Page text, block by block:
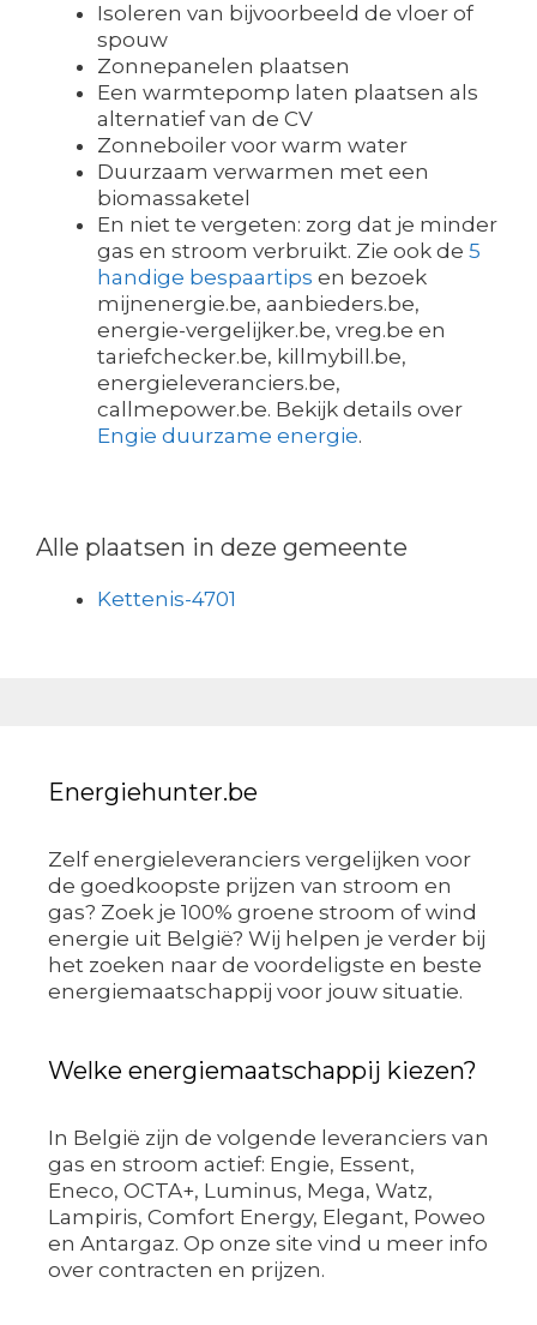
Isoleren van bijvoorbeeld de vloer of
spouw
Zonnepanelen plaatsen
Een warmtepomp laten plaatsen als
alternatief van de CV
Zonneboiler voor warm water
Duurzaam verwarmen met een
biomassaketel
En niet te vergeten: zorg dat je minder
gas en stroom verbruikt. Zie ook de 5
handige bespaartips en bezoek
mijnenergie.be, aanbieders.be,
energie-vergelijker.be, vreg.be en
tariefchecker.be, killmybill.be,
energieleveranciers.be,
callmepower.be. Bekijk details over
Engie duurzame energie.
Alle plaatsen in deze gemeente
Kettenis-4701
Energiehunter.be
Zelf energieleveranciers vergelijken voor
de goedkoopste prijzen van stroom en
gas? Zoek je 100% groene stroom of wind
energie uit België? Wij helpen je verder bij
het zoeken naar de voordeligste en beste
energiemaatschappij voor jouw situatie.
Welke energiemaatschappij kiezen?
In België zijn de volgende leveranciers van
gas en stroom actief: Engie, Essent,
Eneco, OCTA+, Luminus, Mega, Watz,
Lampiris, Comfort Energy, Elegant, Poweo
en Antargaz. Op onze site vind u meer info
over contracten en prijzen.